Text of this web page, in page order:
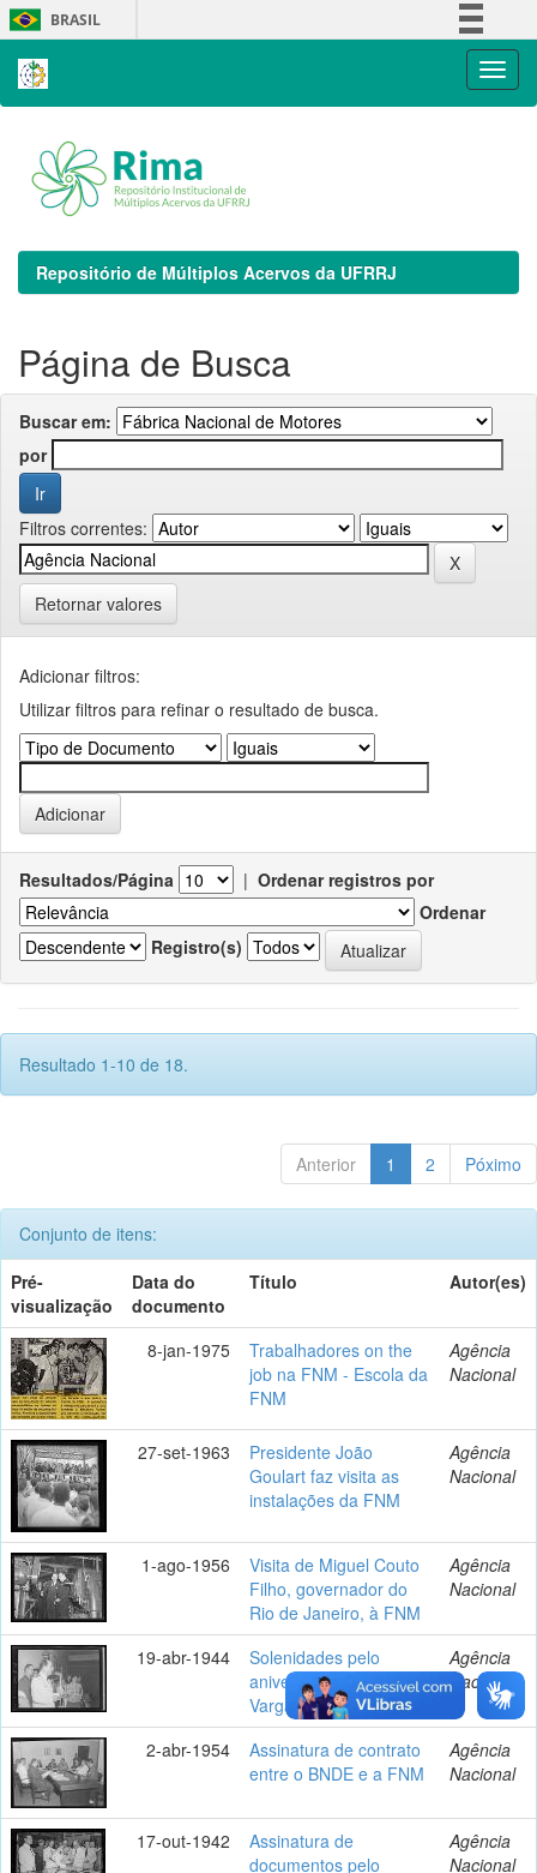
Skip
navigation
BRASIL
Repositório de Múltiplos Acervos da UFRRJ
Página de Busca
Buscar em:
por
Filtros correntes:
Retornar valores
Adicionar filtros:
Utilizar filtros para refinar o resultado de busca.
Resultados/Página | Ordenar registros por
Ordenar
Registro(s)
Resultado 1-10 de 18.
Anterior 1 2 Póximo
Conjunto de itens:
Pré-
visualização
Data do
documento
Título Autor(es)
8-jan-1975
Trabalhadores on the
job na FNM - Escola da
FNM
Agência
Nacional
27-set-1963
Presidente João
Goulart faz visita as
instalações da FNM
Agência
Nacional
1-ago-1956
Visita de Miguel Couto
Filho, governador do
Rio de Janeiro, à FNM
Agência
Nacional
19-abr-1944
Solenidades pelo
aniversário de Getúlio
Vargas na FNM
Agência
Nacional
2-abr-1954
Assinatura de contrato
entre o BNDE e a FNM
Agência
Nacional
17-out-1942
Assinatura de
documentos pelo
Agência
Nacional